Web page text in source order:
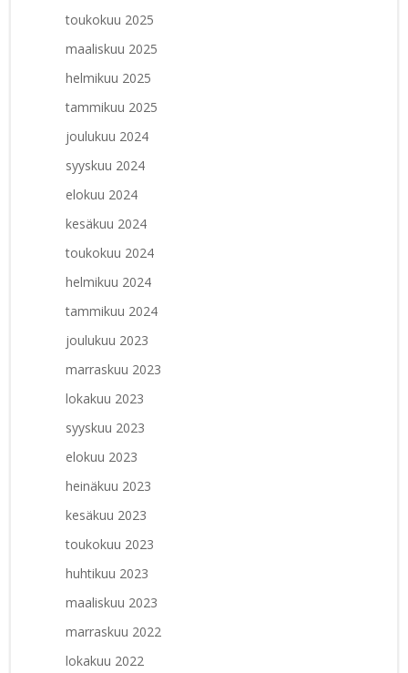
toukokuu 2025
maaliskuu 2025
helmikuu 2025
tammikuu 2025
joulukuu 2024
syyskuu 2024
elokuu 2024
kesäkuu 2024
toukokuu 2024
helmikuu 2024
tammikuu 2024
joulukuu 2023
marraskuu 2023
lokakuu 2023
syyskuu 2023
elokuu 2023
heinäkuu 2023
kesäkuu 2023
toukokuu 2023
huhtikuu 2023
maaliskuu 2023
marraskuu 2022
lokakuu 2022